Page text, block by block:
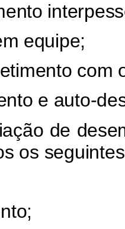
equipe;
com
e auto-
de
os